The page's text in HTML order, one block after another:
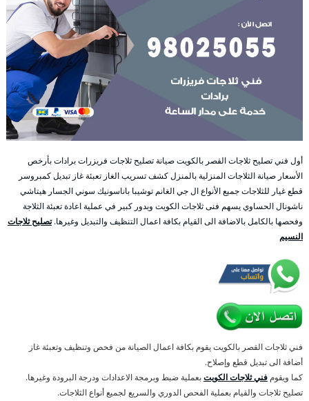
أول فني تصليح ثلاجات القصر بالكويت صيانة تصليح ثلاجات فريزرات برادات بأرخص
الأسعار صيانة الثلاجات المنزلية بالمنزل كشف تسريب الغاز تعبئة غاز تبديل كمبروسر
قطع غيار للثلاجات جميع الأنواع ال جي الغانم توشيبا باناسونيك سوني الجسار هيتاشي
ناشونال الحساوي يسهم فنى ثلاجات الكويت وبدور كبير في عملية اعادة تعبئة الثلاجة
وفحصها بالكامل بالاضافة الى القيام بكافة اعمال التنظيف والتبديل وغيرها.تصليح ثلاجات
النسيم
فني ثلاجات القصر بالكويت يقوم بكافة اعمال الصيانة من فحص وتنظيف وتعبئة غاز
أضافة الى تبديل قطع وإصلاح.
كما ويقوم فني ثلاجات الكويتبعملية ضبط وبرمجة الاعدادات ودرجة البرودة وغيرها.
تصليح ثلاجات والقيام بعملية الفحص الدوري والسريع لجميع أنواع الثلاجات.